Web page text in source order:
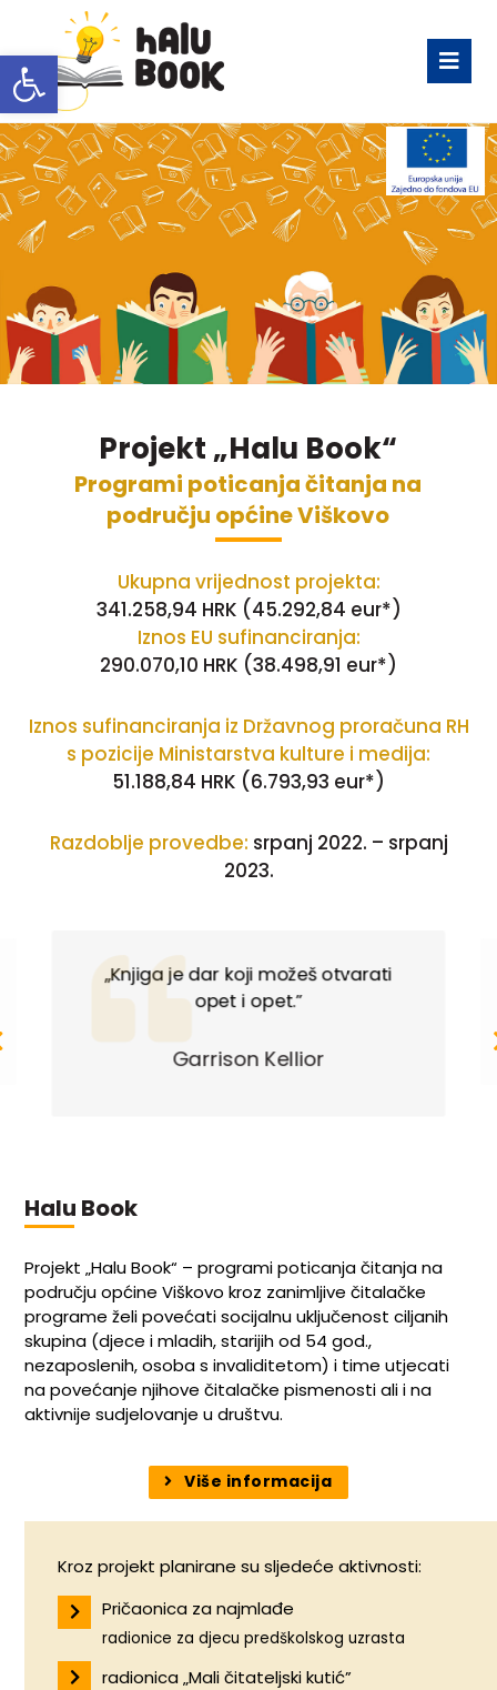
Open toolbar
Projekt „Halu Book“
Programi poticanja čitanja na
području općine Viškovo
Ukupna vrijednost projekta:
341.258,94 HRK (45.292,84 eur*)
Iznos EU sufinanciranja:
290.070,10 HRK (38.498,91 eur*)
Iznos sufinanciranja iz Državnog proračuna RH
s pozicije Ministarstva kulture i medija:
51.188,84 HRK (6.793,93 eur*)
Razdoblje provedbe: srpanj 2022. – srpanj
2023.
„Knjiga je dar koji možeš otvarati
opet i opet.”
Garrison Kellior
Halu Book
Projekt „Halu Book“ – programi poticanja čitanja na
području općine Viškovo kroz zanimljive čitalačke
programe želi povećati socijalnu uključenost ciljanih
skupina (djece i mladih, starijih od 54 god.,
nezaposlenih, osoba s invaliditetom) i time utjecati
na povećanje njihove čitalačke pismenosti ali i na
aktivnije sudjelovanje u društvu.
Više informacija
Kroz projekt planirane su sljedeće aktivnosti:
Pričaonica za najmlađe
radionice za djecu predškolskog uzrasta
radionica „Mali čitateljski kutić”